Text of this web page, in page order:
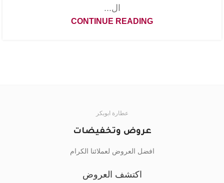
ال...
CONTINUE READING
عطارة ابوبكر
عروض وتخفيضات
افضل العروض لعملائنا الكرام
اكتشف العروض